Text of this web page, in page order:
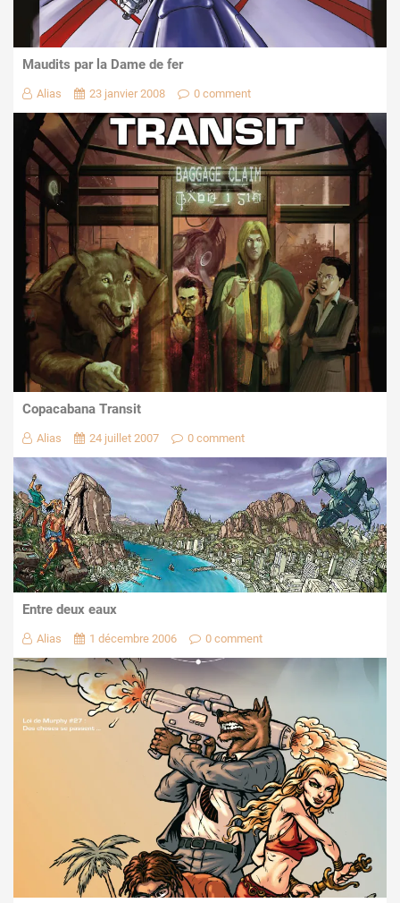
Maudits par la Dame de fer
Alias 23 janvier 2008 0 comment
Copacabana Transit
Alias 24 juillet 2007 0 comment
Entre deux eaux
Alias 1 décembre 2006 0 comment